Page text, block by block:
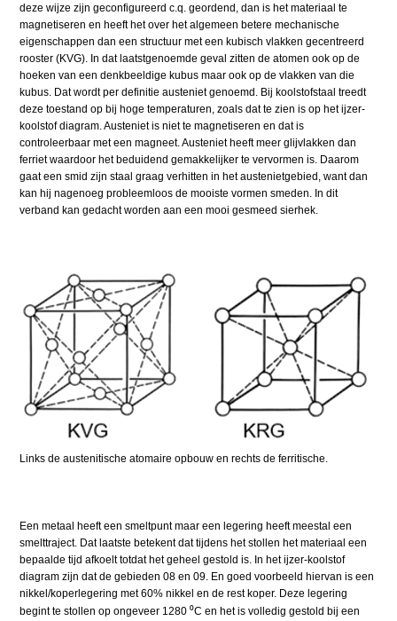
deze wijze zijn geconfigureerd c.q. geordend, dan is het materiaal te
magnetiseren en heeft het over het algemeen betere mechanische
eigenschappen dan een structuur met een kubisch vlakken gecentreerd
rooster (KVG). In dat laatstgenoemde geval zitten de atomen ook op de
hoeken van een denkbeeldige kubus maar ook op de vlakken van die
kubus. Dat wordt per definitie austeniet genoemd. Bij koolstofstaal treedt
deze toestand op bij hoge temperaturen, zoals dat te zien is op het ijzer-
koolstof diagram. Austeniet is niet te magnetiseren en dat is
controleerbaar met een magneet. Austeniet heeft meer glijvlakken dan
ferriet waardoor het beduidend gemakkelijker te vervormen is. Daarom
gaat een smid zijn staal graag verhitten in het austenietgebied, want dan
kan hij nagenoeg probleemloos de mooiste vormen smeden. In dit
verband kan gedacht worden aan een mooi gesmeed sierhek.
Links de austenitische atomaire opbouw en rechts de ferritische.
Een metaal heeft een smeltpunt maar een legering heeft meestal een
smelttraject. Dat laatste betekent dat tijdens het stollen het materiaal een
bepaalde tijd afkoelt totdat het geheel gestold is. In het ijzer-koolstof
diagram zijn dat de gebieden 08 en 09. En goed voorbeeld hiervan is een
nikkel/koperlegering met 60% nikkel en de rest koper. Deze legering
begint te stollen op ongeveer 1280⁰C en het is volledig gestold bij een